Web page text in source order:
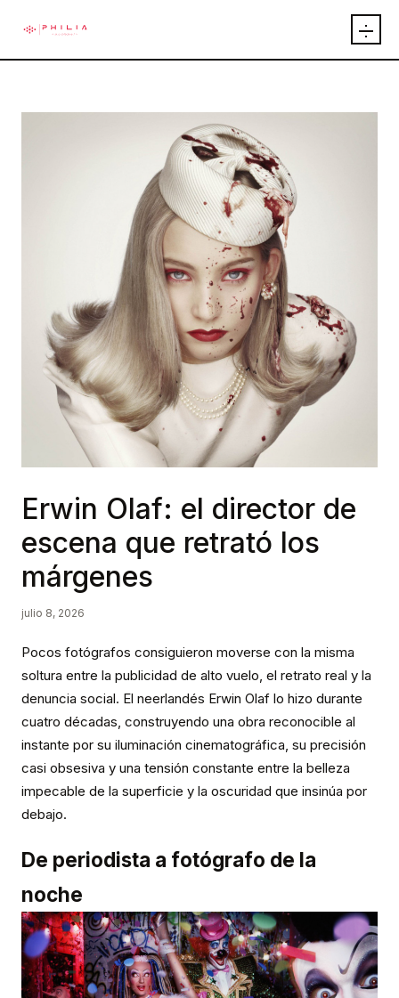
Erwin Olaf: el director de
escena que retrató los
márgenes
julio 8, 2026
Pocos fotógrafos consiguieron moverse con la misma
soltura entre la publicidad de alto vuelo, el retrato real y la
denuncia social. El neerlandés Erwin Olaf lo hizo durante
cuatro décadas, construyendo una obra reconocible al
instante por su iluminación cinematográfica, su precisión
casi obsesiva y una tensión constante entre la belleza
impecable de la superficie y la oscuridad que insinúa por
debajo.
De periodista a fotógrafo de la
noche